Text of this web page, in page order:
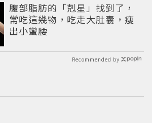
腹部脂肪的「剋星」找到了，
常吃這幾物，吃走大肚囊，瘦
出小蠻腰
Recommended by